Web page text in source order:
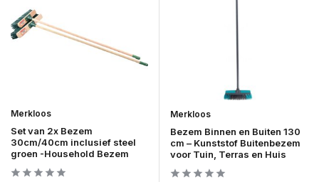
Merkloos
Set van 2x Bezem
30cm/40cm inclusief steel
groen -Household Bezem
Merkloos
Bezem Binnen en Buiten 130
cm – Kunststof Buitenbezem
voor Tuin, Terras en Huis